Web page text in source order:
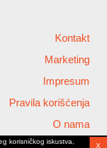
Kontakt
Marketing
Impresum
Pravila korišćenja
O nama
korisničkog iskustva,
X